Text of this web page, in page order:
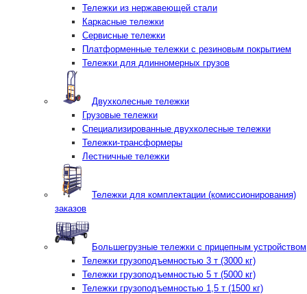
Тележки из нержавеющей стали
Каркасные тележки
Сервисные тележки
Платформенные тележки с резиновым покрытием
Тележки для длинномерных грузов
Двухколесные тележки
Грузовые тележки
Специализированные двухколесные тележки
Тележки-трансформеры
Лестничные тележки
Тележки для комплектации (комиссионирования)
заказов
Большегрузные тележки с прицепным устройством
Тележки грузоподъемностью 3 т (3000 кг)
Тележки грузоподъемностью 5 т (5000 кг)
Тележки грузоподъемностью 1,5 т (1500 кг)